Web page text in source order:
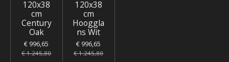
120x38
cm
Century
Oak
€ 996,65
€ 1.245,80
120x38
cm
Hooggla
ns Wit
€ 996,65
€ 1.245,80